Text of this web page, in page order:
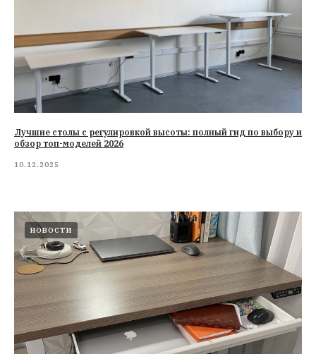
Лучшие столы с регулировкой высоты: полный гид по выбору и
обзор топ-моделей 2026
10.12.2025
НОВОСТИ